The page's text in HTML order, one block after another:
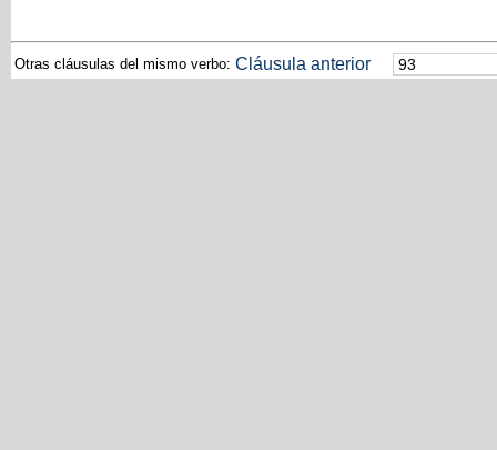
Otras cláusulas del mismo verbo: Cláusula anterior